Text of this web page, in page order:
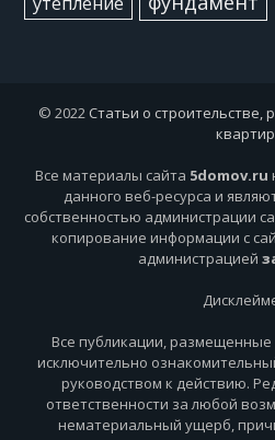
© 2022 Статьи о строительстве,
квартир
Все материалы сайта 5domov.ru
данного веб-ресурса и
собственностью администрации
копирование информации с
администрацией
Все публикации, размещенные
исключительно
руководством к действию.
ответственности за любой
нематериальный ущерб,